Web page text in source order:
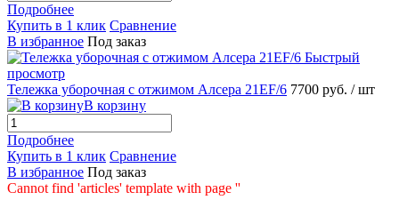
Подробнее
Купить в 1 клик Сравнение
В избранное Под заказ
Быстрый
просмотр
Тележка уборочная с отжимом Алсера 21EF/6 7700 руб. / шт
В корзину
Подробнее
Купить в 1 клик Сравнение
В избранное Под заказ
Cannot find 'articles' template with page ''